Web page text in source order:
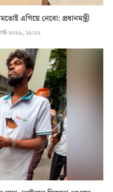
এগিয়ে নেবো: প্রধানমন্ত্রী
২০২৬, ২২:০২